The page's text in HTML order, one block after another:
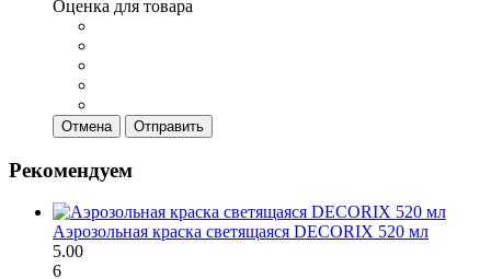
Оценка для товара
Отмена Отправить
Рекомендуем
Аэрозольная краска светящаяся DECORIX 520 мл
5.00
6